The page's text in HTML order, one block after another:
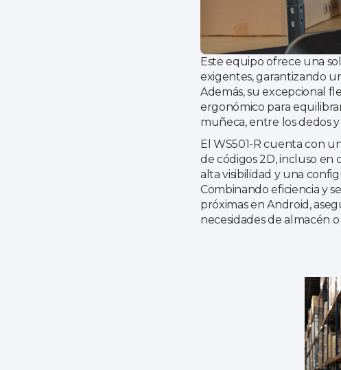
Este equipo ofrece una
exigentes, garantizando
Además, su excepcional
ergonómico para
muñeca, entre los dedos
El WS501-R cuenta con
de códigos 2D, incluso
alta visibilidad y una
Combinando eficiencia y
próximas en Android,
necesidades de almacén